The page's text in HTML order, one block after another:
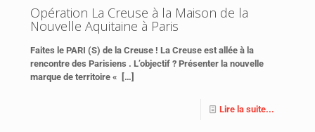
Opération La Creuse à la Maison de la
Nouvelle Aquitaine à Paris
Faites le PARI (S) de la Creuse ! La Creuse est allée à la
rencontre des Parisiens . L’objectif ? Présenter la nouvelle
marque de territoire «
[…]
Lire la suite...